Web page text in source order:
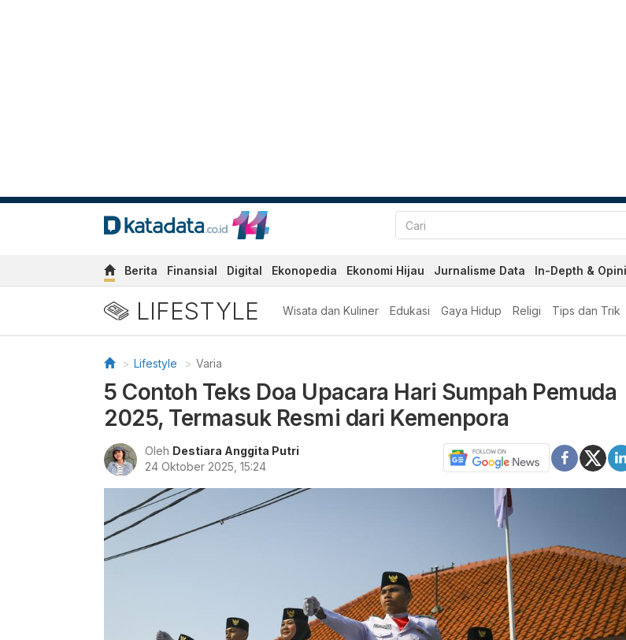
Berita Finansial Digital Ekonopedia Ekonomi Hijau Jurnalisme Data In-Depth & Opini
LIFESTYLE Wisata dan Kuliner Edukasi Gaya Hidup Religi Tips dan Trik
Lifestyle Varia
5 Contoh Teks Doa Upacara Hari Sumpah Pemuda
2025, Termasuk Resmi dari Kemenpora
Oleh Destiara Anggita Putri
24 Oktober 2025, 15:24